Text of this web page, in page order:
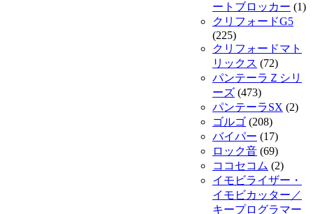
ートブロッカー (1)
クリフォードG5
(225)
クリフォードマト
リックス (72)
パンテーラＺシリ
ーズ (473)
パンテーラSX (2)
ゴルゴ (208)
バイパー (17)
ロック音 (69)
ココセコム (2)
イモビライザー・
イモビカッター／
キープログラマー